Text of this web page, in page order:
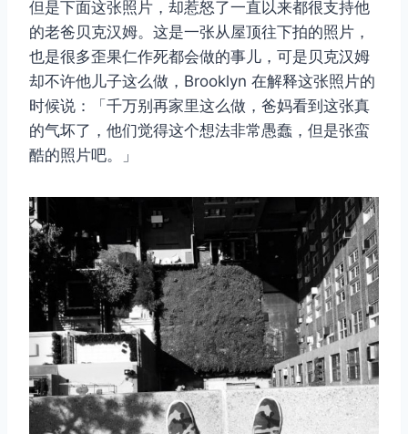
但是下面这张照片，却惹怒了一直以来都很支持他
的老爸贝克汉姆。这是一张从屋顶往下拍的照片，
也是很多歪果仁作死都会做的事儿，可是贝克汉姆
却不许他儿子这么做，Brooklyn 在解释这张照片的
时候说：「千万别再家里这么做，爸妈看到这张真
的气坏了，他们觉得这个想法非常愚蠢，但是张蛮
酷的照片吧。」